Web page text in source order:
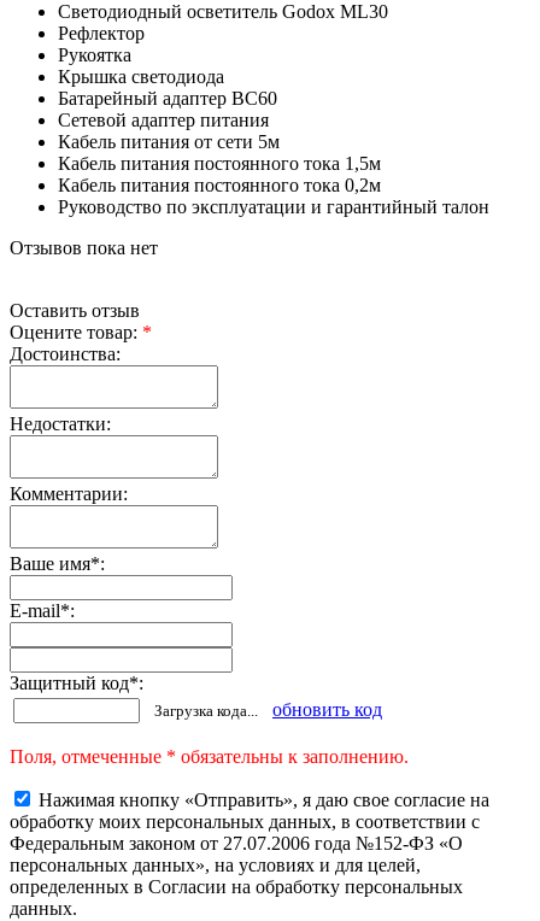
Светодиодный осветитель Godox ML30
Рефлектор
Рукоятка
Крышка светодиода
Батарейный адаптер BC60
Сетевой адаптер питания
Кабель питания от сети 5м
Кабель питания постоянного тока 1,5м
Кабель питания постоянного тока 0,2м
Руководство по эксплуатации и гарантийный талон
Отзывов пока нет
Оставить отзыв
Оцените товар: *
Достоинства:
Недостатки:
Комментарии:
Ваше имя*:
E-mail*:
Защитный код*:
Загрузка кода... обновить код
Поля, отмеченные * обязательны к заполнению.
Нажимая кнопку «Отправить», я даю свое согласие на
обработку моих персональных данных, в соответствии с
Федеральным законом от 27.07.2006 года №152-ФЗ «О
персональных данных», на условиях и для целей,
определенных в Согласии на обработку персональных
данных.